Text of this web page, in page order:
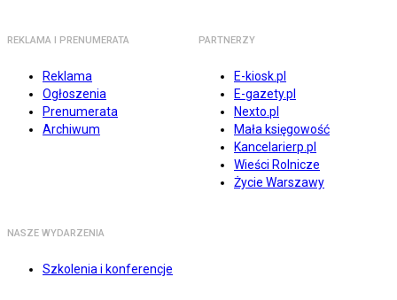
REKLAMA I PRENUMERATA
Reklama
Ogłoszenia
Prenumerata
Archiwum
PARTNERZY
E-kiosk.pl
E-gazety.pl
Nexto.pl
Mała księgowość
Kancelarierp.pl
Wieści Rolnicze
Życie Warszawy
NASZE WYDARZENIA
Szkolenia i konferencje